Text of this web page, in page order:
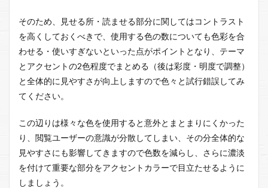
そのため、見せる所・読ませる部分に関してはコントラスト
を高くしておくべきで、使用する色の数についても色彩を合
わせる・使いすぎないといった点がポイントとなり、テーマ
とアクセントの2色程度でまとめる（後は彩度・明度で調整）
と全体的に見やすさが向上しますので色々と試行錯誤してみ
てください。
この辺りは様々な色を使用すると意外とまとまりにくかった
り、閲覧ユーザーの意識が分散してしまい、その分全体的な
見やすさにも影響してきますので色数を減らし、さらに濃淡
を付けて重要な部分をアクセントカラーで目立たせるように
しましょう。